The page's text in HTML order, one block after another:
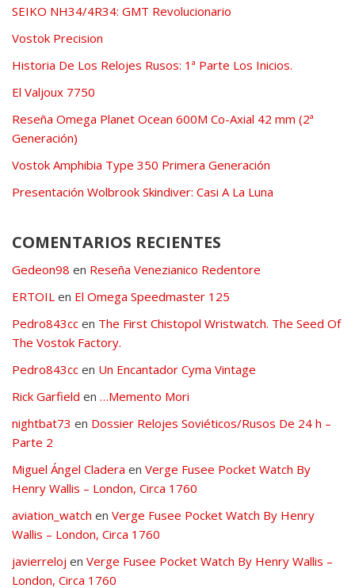
SEIKO NH34/4R34: GMT Revolucionario
Vostok Precision
Historia De Los Relojes Rusos: 1ª Parte Los Inicios.
El Valjoux 7750
Reseña Omega Planet Ocean 600M Co-Axial 42 mm (2ª
Generación)
Vostok Amphibia Type 350 Primera Generación
Presentación Wolbrook Skindiver: Casi A La Luna
COMENTARIOS RECIENTES
Gedeon98 en Reseña Venezianico Redentore
ERTOIL en El Omega Speedmaster 125
Pedro843cc en The First Chistopol Wristwatch. The Seed Of
The Vostok Factory.
Pedro843cc en Un Encantador Cyma Vintage
Rick Garfield en …Memento Mori
nightbat73 en Dossier Relojes Soviéticos/Rusos De 24 h –
Parte 2
Miguel Ángel Cladera en Verge Fusee Pocket Watch By
Henry Wallis – London, Circa 1760
aviation_watch en Verge Fusee Pocket Watch By Henry
Wallis – London, Circa 1760
javierreloj en Verge Fusee Pocket Watch By Henry Wallis –
London, Circa 1760